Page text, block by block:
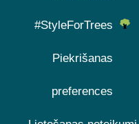
#StyleForTrees
Piekrišanas
preferences